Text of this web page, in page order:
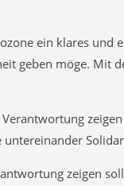
ein klares und
geben möge. Mit
Verantwortung
zeigen